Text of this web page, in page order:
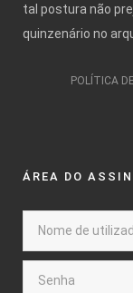
tal postura não
quinzenário no
POLÍTICA
ÁREA DO